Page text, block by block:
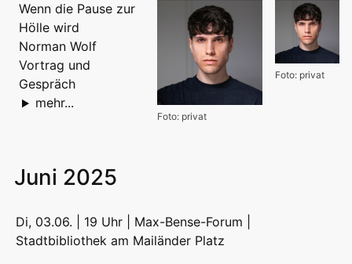
Foto: privat
Foto: privat
Wenn die Pause zur
Hölle wird
Norman Wolf
Vortrag und
Gespräch
mehr...
Juni 2025
Di, 03.06. | 19 Uhr | Max-Bense-Forum |
Stadtbibliothek am Mailänder Platz